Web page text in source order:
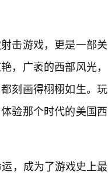
击游戏，更是一部关
，广袤的西部风光，
刻画得栩栩如生。玩
验那个时代的美国西
，成为了游戏史上最